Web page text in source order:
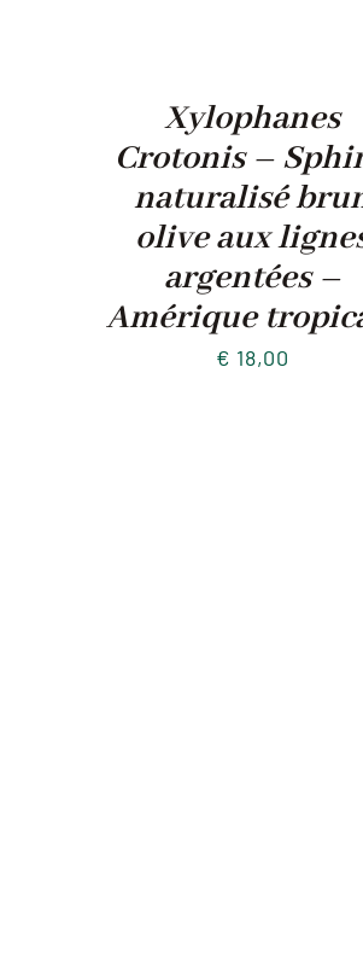
Xylophanes
Crotonis –
naturalisé
olive aux
argentées –
Amérique
€ 18,00